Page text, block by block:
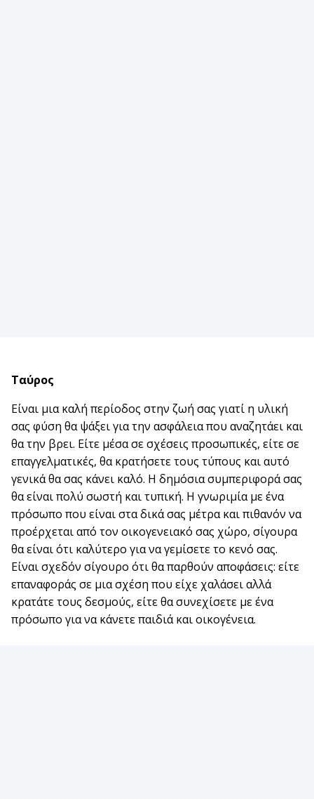
Ταύρος
Είναι μια καλή περίοδος στην ζωή σας γιατί η υλική
σας φύση θα ψάξει για την ασφάλεια που αναζητάει και
θα την βρει. Είτε μέσα σε σχέσεις προσωπικές, είτε σε
επαγγελματικές, θα κρατήσετε τους τύπους και αυτό
γενικά θα σας κάνει καλό. Η δημόσια συμπεριφορά σας
θα είναι πολύ σωστή και τυπική. Η γνωριμία με ένα
πρόσωπο που είναι στα δικά σας μέτρα και πιθανόν να
προέρχεται από τον οικογενειακό σας χώρο, σίγουρα
θα είναι ότι καλύτερο για να γεμίσετε το κενό σας.
Είναι σχεδόν σίγουρο ότι θα παρθούν αποφάσεις: είτε
επαναφοράς σε μια σχέση που είχε χαλάσει αλλά
κρατάτε τους δεσμούς, είτε θα συνεχίσετε με ένα
πρόσωπο για να κάνετε παιδιά και οικογένεια.